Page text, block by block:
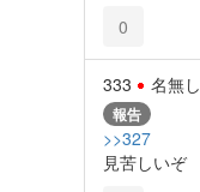
0
333 名無し
報告
>>327
見苦しいぞ